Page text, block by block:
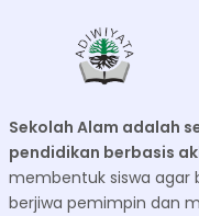
Sekolah Alam adalah
pendidikan berbasis
membentuk siswa agar
berjiwa pemimpin dan